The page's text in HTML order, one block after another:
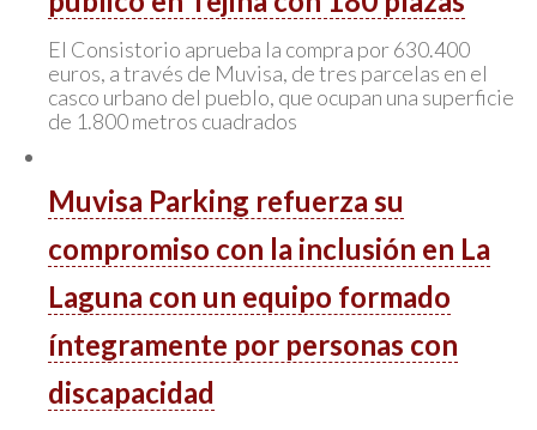
El Consistorio aprueba la compra por 630.400
euros, a través de Muvisa, de tres parcelas en el
casco urbano del pueblo, que ocupan una superficie
de 1.800 metros cuadrados
Muvisa Parking refuerza su
compromiso con la inclusión en La
Laguna con un equipo formado
íntegramente por personas con
discapacidad